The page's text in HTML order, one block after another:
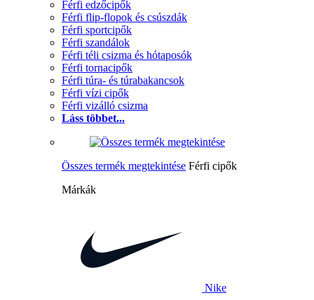
Férfi edzőcipők
Férfi flip-flopok és csúszdák
Férfi sportcipők
Férfi szandálok
Férfi téli csizma és hótaposók
Férfi tornacipők
Férfi túra- és túrabakancsok
Férfi vízi cipők
Férfi vizálló csizma
Láss többet...
Összes termék megtekintése Férfi cipők
Márkák
Nike